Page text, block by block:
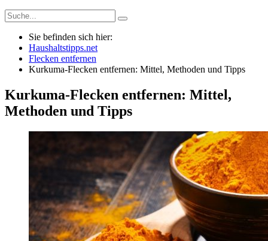
Sie befinden sich hier:
Haushaltstipps.net
Flecken entfernen
Kurkuma-Flecken entfernen: Mittel, Methoden und Tipps
Kurkuma-Flecken entfernen: Mittel,
Methoden und Tipps